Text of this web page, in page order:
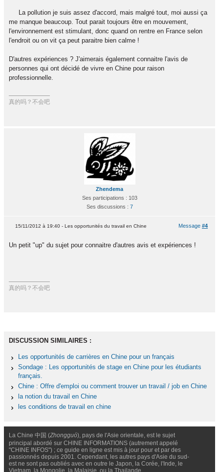
La pollution je suis assez d'accord, mais malgré tout, moi aussi ça
me manque beaucoup. Tout parait toujours être en mouvement,
l'environnement est stimulant, donc quand on rentre en France selon
l'endroit ou on vit ça peut paraitre bien calme !
D'autres expériences ? J'aimerais également connaitre l'avis de
personnes qui ont décidé de vivre en Chine pour raison
professionnelle.
真的吗？不会吧
Zhendema
Ses participations : 103
Ses discussions : 7
Message #4
15/11/2012 à 19:40 - Les opportunités du travail en Chine
Un petit "up" du sujet pour connaitre d'autres avis et expériences !
真的吗？不会吧
DISCUSSION SIMILAIRES :
Les opportunités de carrières en Chine pour un français
Sondage : Les opportunités de stage en Chine pour les étudiants
français.
Chine : Offre d'emploi ou comment trouver un travail / job en Chine
la notion du travail en Chine
les conditions de travail en chine
La Chine 中国 (Zhongguó), pays de l'Asie orientale, est le sujet
principal abordé sur CHINE INFORMATIONS (autrement appelé
"CHINE INFOS") ; ce guide en ligne est mis à jour pour et par des
passionnés depuis 2001. Cependant, les autres pays d'Asie du sud-
est ne sont pas oubliés avec en outre le Japon, la Corée, l'Inde, le
Vietnam, la Mongolie, la Malaisie, ou la Thailande.